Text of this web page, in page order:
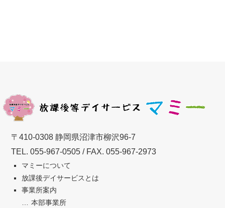
〒410-0308 静岡県沼津市柳沢96-7
TEL.055-967-0505 / FAX. 055-967-2973
マミーについて
放課後デイサービスとは
事業所案内
本部事業所